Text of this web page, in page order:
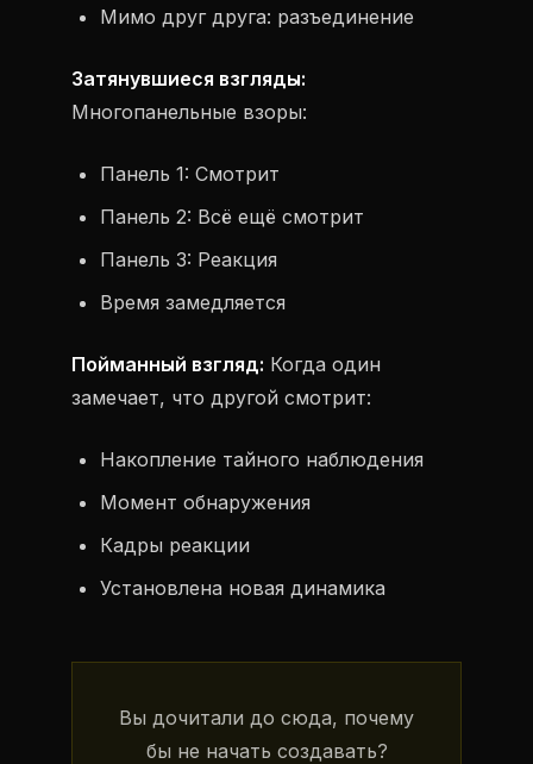
Мимо друг друга: разъединение
Затянувшиеся взгляды:
Многопанельные взоры:
Панель 1: Смотрит
Панель 2: Всё ещё смотрит
Панель 3: Реакция
Время замедляется
Пойманный взгляд: Когда один
замечает, что другой смотрит:
Накопление тайного наблюдения
Момент обнаружения
Кадры реакции
Установлена новая динамика
Вы дочитали до сюда, почему
бы не начать создавать?